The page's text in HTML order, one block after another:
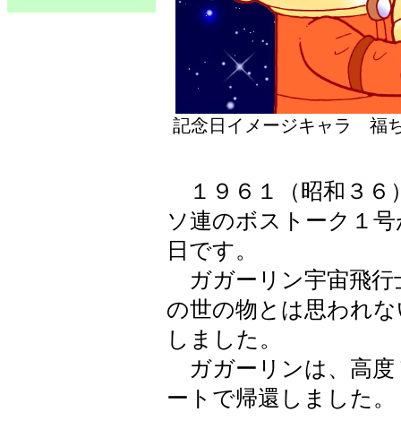
記念日イメージキャラ 福
１９６１（昭和３６
ソ連のボストーク１
日です。
ガガーリン宇宙飛行
の世の物とは思われ
しました。
ガガーリンは、高度
ートで帰還しました。